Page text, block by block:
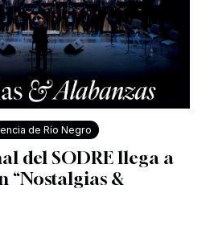
de Río Negro
del SODRE llega a
“Nostalgias &